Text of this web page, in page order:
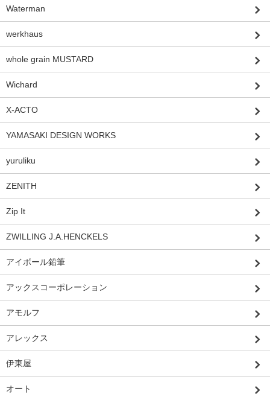
Waterman
werkhaus
whole grain MUSTARD
Wichard
X-ACTO
YAMASAKI DESIGN WORKS
yuruliku
ZENITH
Zip It
ZWILLING J.A.HENCKELS
アイボール鉛筆
アックスコーポレーション
アモルフ
アレックス
伊東屋
オート